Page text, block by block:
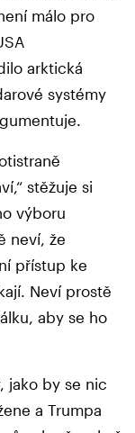
málo pro
arktická
systémy
stěžuje si
výboru
neví, že
přístup ke
Neví prostě
aby se ho
jako by se nic
a Trumpa